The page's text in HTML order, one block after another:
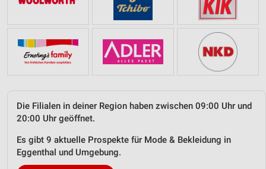
Die Filialen in deiner Region haben zwischen 09:00 Uhr und
20:00 Uhr geöffnet.
Es gibt 9 aktuelle Prospekte für Mode & Bekleidung in
Eggenthal und Umgebung.